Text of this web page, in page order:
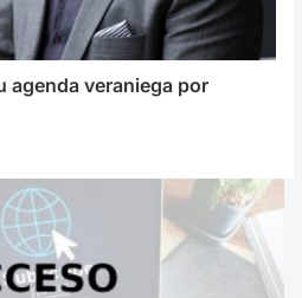
agenda veraniega por